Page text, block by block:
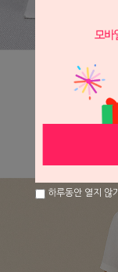
하루동안 열지 않기